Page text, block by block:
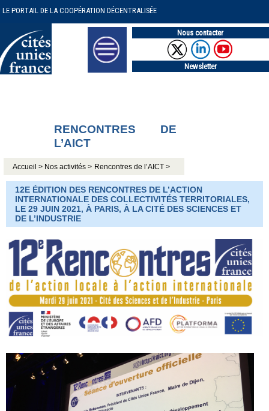
LE PORTAIL DE LA COOPÉRATION DÉCENTRALISÉE
Nous contacter
Newsletter
RENCONTRES DE
L’AICT
Accueil > Nos activités > Rencontres de l’AICT >
12E ÉDITION DES RENCONTRES DE L’ACTION
INTERNATIONALE DES COLLECTIVITÉS TERRITORIALES,
LE 29 JUIN 2021, À PARIS, À LA CITÉ DES SCIENCES ET
DE L’INDUSTRIE